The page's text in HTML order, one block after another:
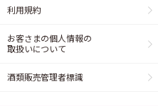
利用規約
お客さまの個人情報の
取扱いについて
酒類販売管理者標識